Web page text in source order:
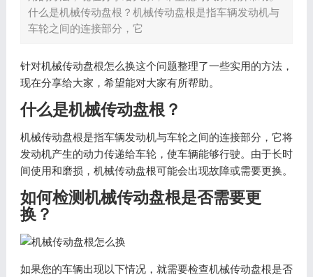
什么是机械传动盘根？机械传动盘根是指车辆发动机与
车轮之间的连接部分，它
针对机械传动盘根怎么换这个问题整理了一些实用的方法，
现在分享给大家，希望能对大家有所帮助。
什么是机械传动盘根？
机械传动盘根是指车辆发动机与车轮之间的连接部分，它将
发动机产生的动力传递给车轮，使车辆能够行驶。由于长时
间使用和磨损，机械传动盘根可能会出现故障或需要更换。
如何检测机械传动盘根是否需要更
换？
如果您的车辆出现以下情况，就需要检查机械传动盘根是否